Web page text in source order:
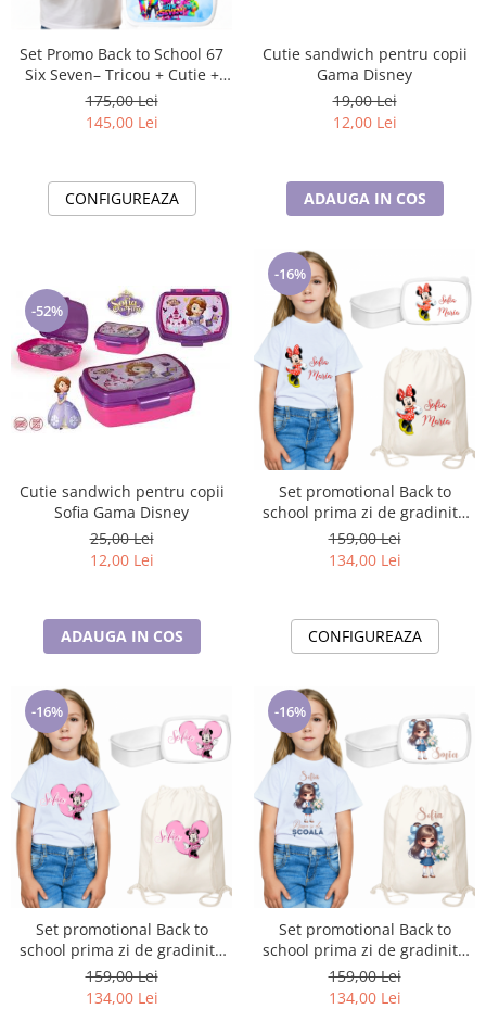
Cadouri pentru Doctori
Cadouri pentru Sfânta Maria
Martisoare
Set Promo Back to School 67
Six Seven– Tricou + Cutie +
Bidon Personalizat pentru
copilul tău
175,00 Lei
145,00 Lei
CONFIGUREAZA
Cutie sandwich pentru copii
Gama Disney
19,00 Lei
12,00 Lei
ADAUGA IN COS
-52%
Cutie sandwich pentru copii
Sofia Gama Disney
25,00 Lei
12,00 Lei
ADAUGA IN COS
-16%
Set promotional Back to
school prima zi de gradinita
scoala din bumbac model
Minnie ABS334
159,00 Lei
134,00 Lei
CONFIGUREAZA
-16%
Set promotional Back to
school prima zi de gradinita
scoala din bumbac model
Minnie ABS335
159,00 Lei
134,00 Lei
-16%
Set promotional Back to
school prima zi de gradinita
scoala din bumbac ABS336
159,00 Lei
134,00 Lei